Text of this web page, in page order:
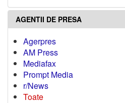
AGENTII DE PRESA
Agerpres
AM Press
Mediafax
Prompt Media
r/News
Toate